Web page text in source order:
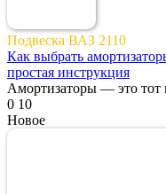
Подвеска ВАЗ 2110
Как выбрать
простая инструкция
Амортизаторы — это
0 10
Новое